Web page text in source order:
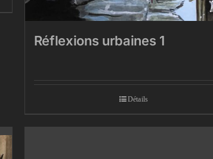
Réflexions urbaines 1
Détails